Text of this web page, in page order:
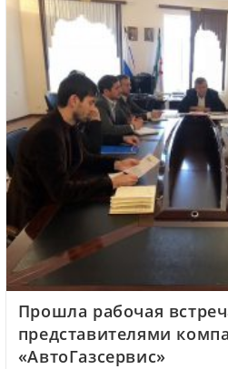
Прошла рабочая
представителями
«АвтоГазсервис»